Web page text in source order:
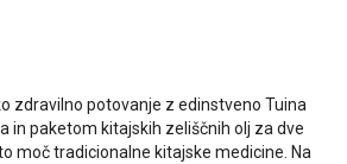
zdravilno potovanje z edinstveno Tuina
in paketom kitajskih zeliščnih olj za dve
moč tradicionalne kitajske medicine. Na